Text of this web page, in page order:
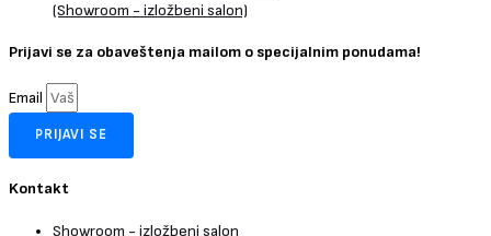
(Showroom - izložbeni salon)
Prijavi se za obaveštenja mailom o specijalnim ponudama!
Email
PRIJAVI SE
Kontakt
Showroom - izložbeni salon